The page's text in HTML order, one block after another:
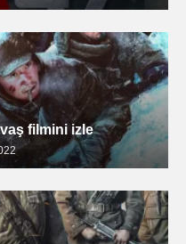
filmini izle